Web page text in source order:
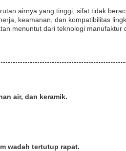
airnya yang tinggi, sifat tidak
keamanan, dan kompatibilitas
menuntut dari teknologi manufaktur
air, dan keramik.
wadah tertutup rapat.